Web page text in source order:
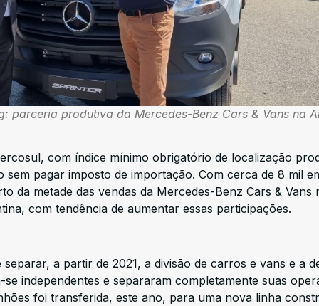
parceria produtiva da Mercedes-Benz Cars & Vans na
com índice mínimo obrigatório de localização
pagar imposto de importação. Com cerca de 8 mil
da metade das vendas da Mercedes-Benz Cars & Vans
com tendência de aumentar essas participações.
a partir de 2021, a divisão de carros e vans e a
independentes e separaram completamente suas
foi transferida, este ano, para uma nova linha